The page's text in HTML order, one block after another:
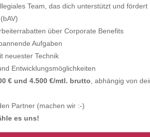
Team, das dich unterstützt und fördert
über Corporate Benefits
Aufgaben
neuester Technik
Entwicklungsmöglichkeiten
€ und 4.500 €/mtl. brutto , abhängig von
Partner (machen wir :-)
es uns!